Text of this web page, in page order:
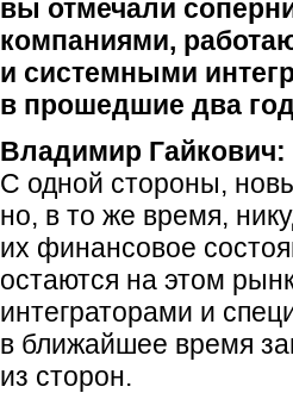
вы отмечали
компаниями,
и системными
в прошедшие два
Владимир Гайкович:
С одной стороны,
но, в то же время,
их финансовое
остаются на этом
интеграторами и
в ближайшее время
из сторон.